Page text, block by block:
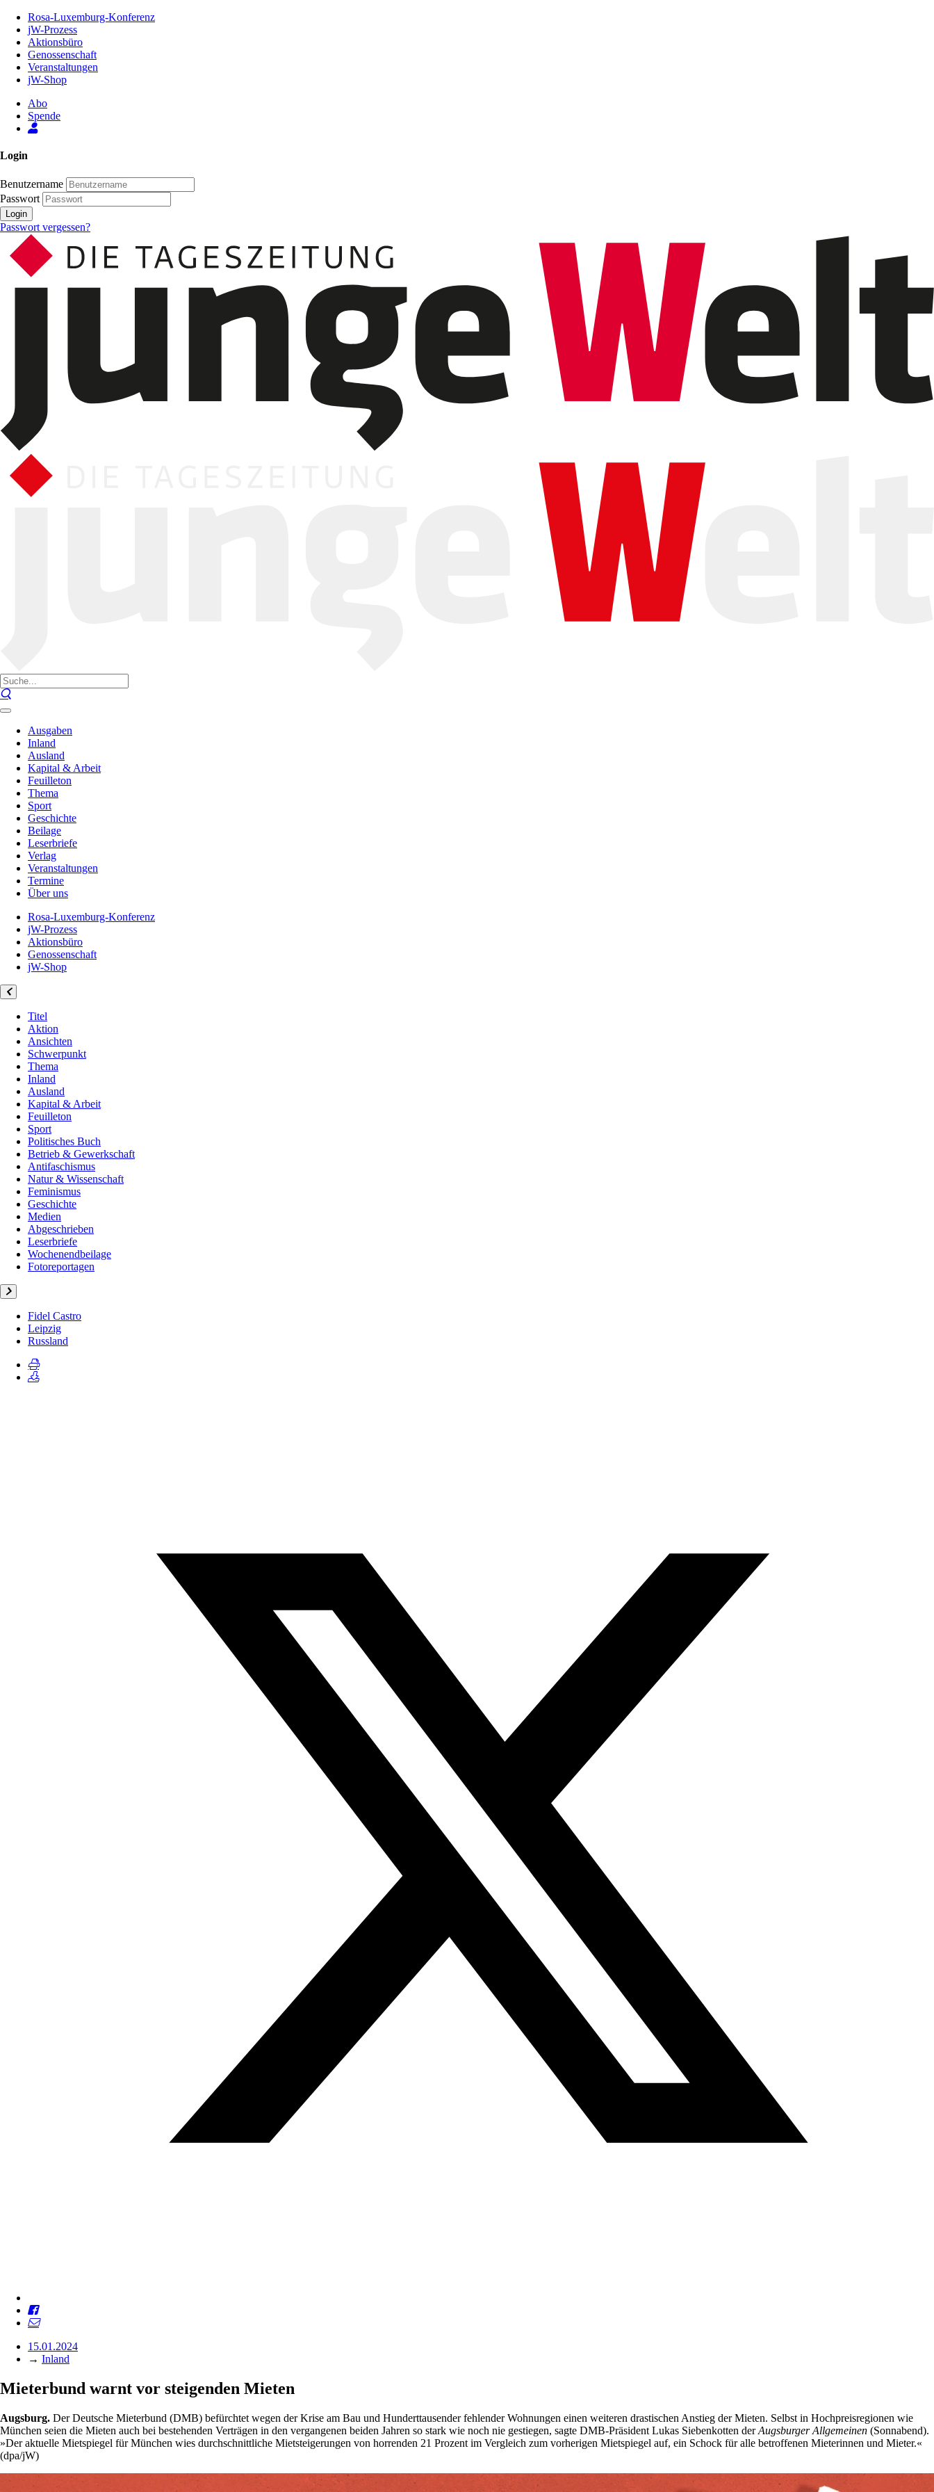
Inhalt
Seite
Rosa-Luxemburg-Konferenz
jW-Prozess
Aktionsbüro
Genossenschaft
Veranstaltungen
jW-Shop
Abo
Spende
Login
Benutzername
Passwort
Login
Passwort vergessen?
Ausgaben
Inland
Ausland
Kapital & Arbeit
Feuilleton
Thema
Sport
Geschichte
Beilage
Leserbriefe
Verlag
Veranstaltungen
Termine
Über uns
Rosa-Luxemburg-Konferenz
jW-Prozess
Aktionsbüro
Genossenschaft
jW-Shop
Titel
Aktion
Ansichten
Schwerpunkt
Thema
Inland
Ausland
Kapital & Arbeit
Feuilleton
Sport
Politisches Buch
Betrieb & Gewerkschaft
Antifaschismus
Natur & Wissenschaft
Feminismus
Geschichte
Medien
Abgeschrieben
Leserbriefe
Wochenendbeilage
Fotoreportagen
Fidel Castro
Leipzig
Russland
15.01.2024
→ Inland
Mieterbund warnt vor steigenden Mieten
Augsburg. Der Deutsche Mieterbund (DMB) befürchtet wegen der Krise am Bau und Hunderttausender fehlender Wohnungen einen weiteren drastischen Anstieg der Mieten. Selbst in Hochpreisregionen wie
München seien die Mieten auch bei bestehenden Verträgen in den vergangenen beiden Jahren so stark wie noch nie gestiegen, sagte DMB-Präsident Lukas Siebenkotten derAugsburger Allgemeinen (Sonnabend).
»Der aktuelle Mietspiegel für München wies durchschnittliche Mietsteigerungen von horrenden 21 Prozent im Vergleich zum vorherigen Mietspiegel auf, ein Schock für alle betroffenen Mieterinnen und Mieter.«
(dpa/jW)